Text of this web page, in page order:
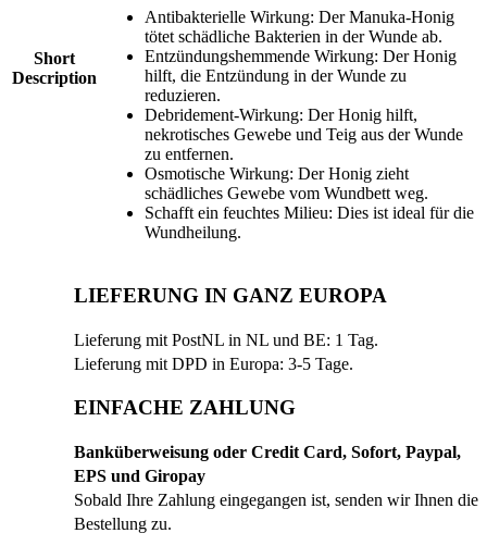
Short
Description
Antibakterielle Wirkung: Der Manuka-Honig
tötet schädliche Bakterien in der Wunde ab.
Entzündungshemmende Wirkung: Der Honig
hilft, die Entzündung in der Wunde zu
reduzieren.
Debridement-Wirkung: Der Honig hilft,
nekrotisches Gewebe und Teig aus der Wunde
zu entfernen.
Osmotische Wirkung: Der Honig zieht
schädliches Gewebe vom Wundbett weg.
Schafft ein feuchtes Milieu: Dies ist ideal für die
Wundheilung.
LIEFERUNG IN GANZ EUROPA
Lieferung mit PostNL in NL und BE: 1 Tag.
Lieferung mit DPD in Europa: 3-5 Tage.
EINFACHE ZAHLUNG
Banküberweisung oder Credit Card, Sofort, Paypal,
EPS und Giropay
Sobald Ihre Zahlung eingegangen ist, senden wir Ihnen die
Bestellung zu.